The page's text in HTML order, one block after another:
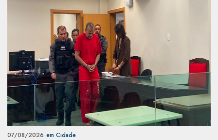
07/08/2026 em Cidade